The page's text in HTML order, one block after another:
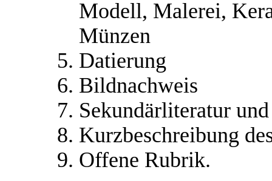
Modell, Malerei,
Münzen
Datierung
Bildnachweis
Sekundärliteratur
Kurzbeschreibung
Offene Rubrik.